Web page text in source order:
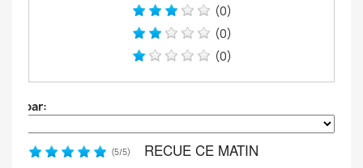
(0)
(0)
(0)
par:
(5/5) RECUE CE MATIN